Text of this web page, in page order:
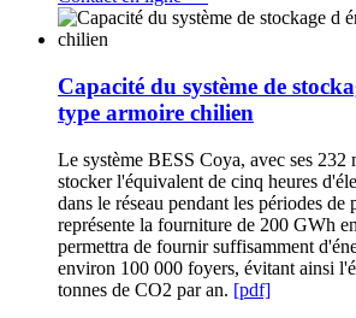
Capacité du système de
type armoire chilien
Le système BESS Coya, avec ses 232
stocker l'équivalent de cinq heures
dans le réseau pendant les périodes de
représente la fourniture de 200 GWh
permettra de fournir suffisamment
environ 100 000 foyers, évitant ainsi
tonnes de CO2 par an. [pdf]